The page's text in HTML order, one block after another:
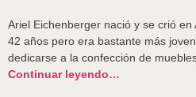
Ariel Eichenberger nació y se crió
42 años pero era bastante más
dedicarse a la confección de
Continuar leyendo…